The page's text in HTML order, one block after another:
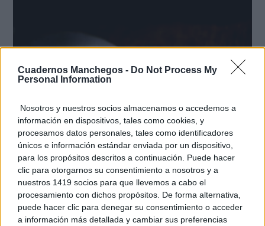
Cuadernos Manchegos - Do Not Process My
Personal Information
Nosotros y nuestros socios almacenamos o accedemos a
información en dispositivos, tales como cookies, y
procesamos datos personales, tales como identificadores
únicos e información estándar enviada por un dispositivo,
para los propósitos descritos a continuación. Puede hacer
clic para otorgarnos su consentimiento a nosotros y a
nuestros 1419 socios para que llevemos a cabo el
procesamiento con dichos propósitos. De forma alternativa,
puede hacer clic para denegar su consentimiento o acceder
a información más detallada y cambiar sus preferencias
¿Sabías que existen?
Estas criaturas existen y parecen sacadas de otro
planeta